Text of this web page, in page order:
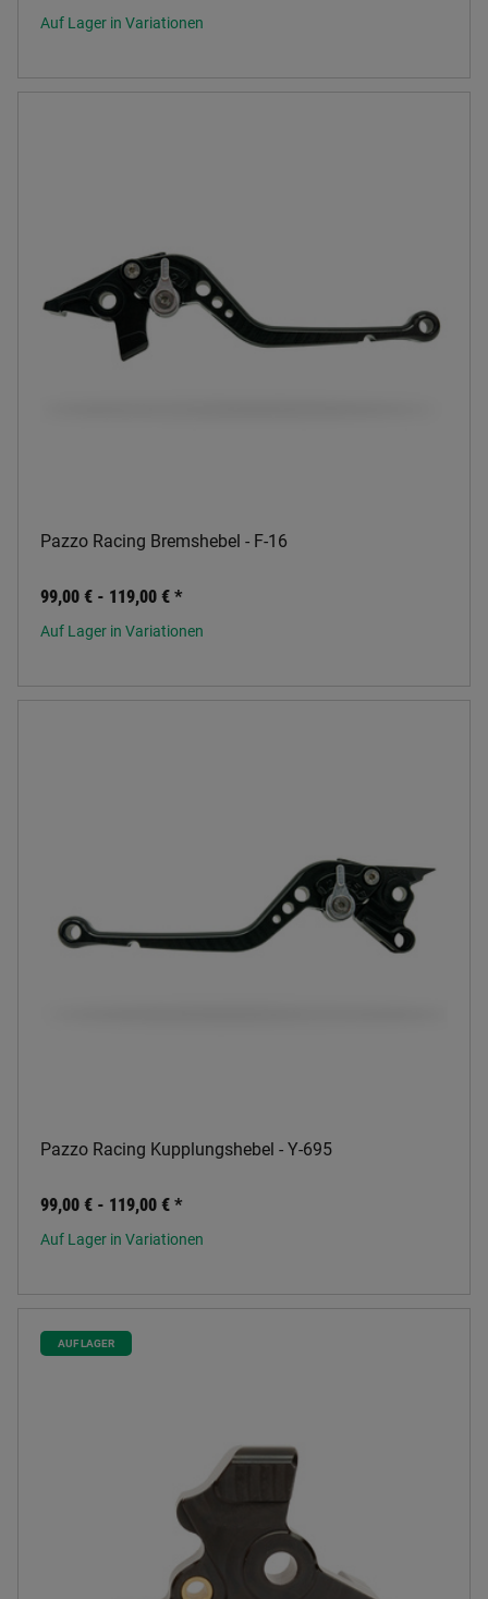
Auf Lager in Variationen
Pazzo Racing Bremshebel - F-16
99,00 € - 119,00 € *
Auf Lager in Variationen
Pazzo Racing Kupplungshebel - Y-695
99,00 € - 119,00 € *
Auf Lager in Variationen
AUF LAGER